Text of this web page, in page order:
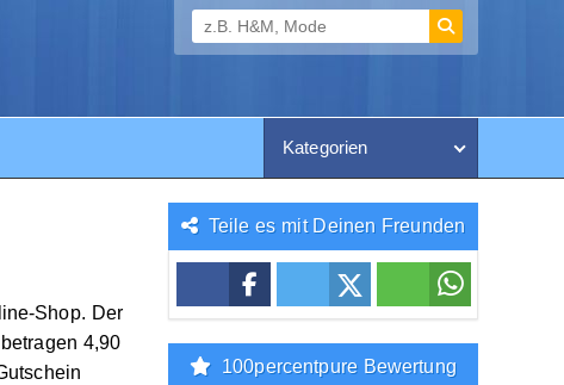
Kategorien
Shop. Der
4,90
Teile es mit Deinen Freunden
100percentpure Bewertung